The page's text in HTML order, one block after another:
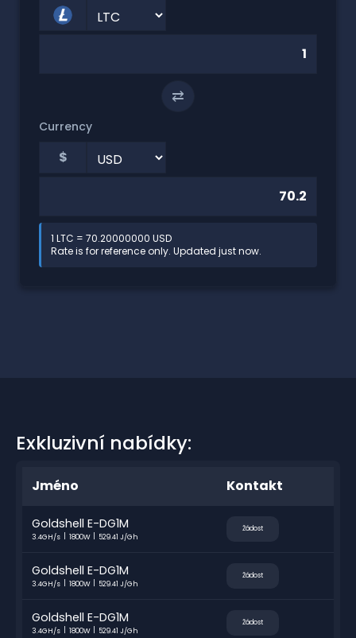
⇄
Currency
$
1 LTC = 70.20000000 USD
Rate is for reference only. Updated just now.
Exkluzivní nabídky:
Jméno Kontakt
Goldshell E-DG1M
3.4GH/s 1800W 529.41 J/Gh
Žádost
Goldshell E-DG1M
3.4GH/s 1800W 529.41 J/Gh
Žádost
Goldshell E-DG1M
3.4GH/s 1800W 529.41 J/Gh
Žádost